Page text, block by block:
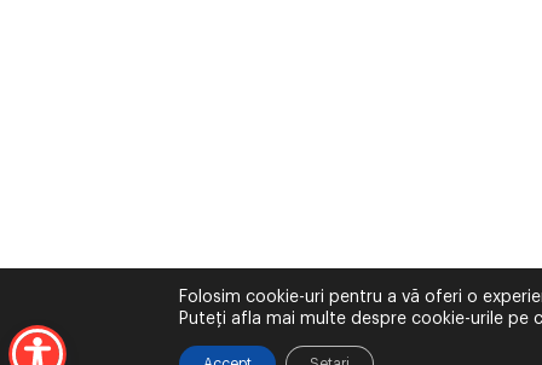
Folosim cookie-uri pentru a vă oferi o
Puteți afla mai multe despre cookie-urile